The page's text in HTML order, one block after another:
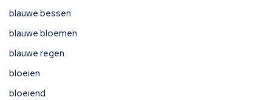
blauwe bessen
blauwe bloemen
blauwe regen
bloeien
bloeiend